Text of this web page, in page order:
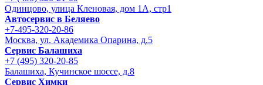
Одинцово, улица Кленовая, дом 1А, стр1
Автосервис в Беляево
+7-495-320-20-86
Москва, ул. Академика Опарина, д.5
Сервис Балашиха
+7 (495) 320-20-85
Балашиха, Кучинское шоссе, д.8
Сервис Химки